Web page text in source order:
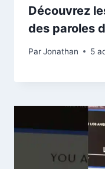
Découvrez
des paroles
ParJonathan 5